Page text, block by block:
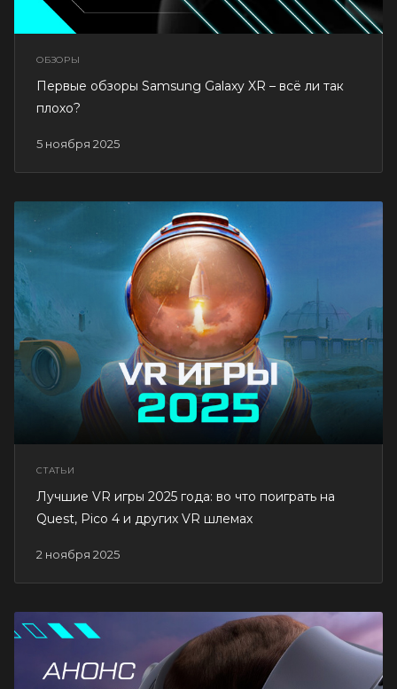
ОБЗОРЫ
5 ноября 2025
Первые обзоры Samsung Galaxy XR – всё ли так
плохо?
СТАТЬИ
2 ноября 2025
Лучшие VR игры 2025 года: во что поиграть на
Quest, Pico 4 и других VR шлемах